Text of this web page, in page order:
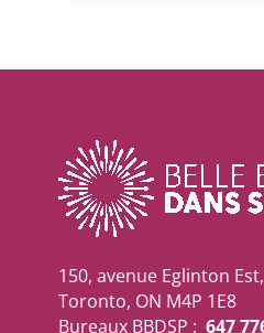
150, avenue Eglinton
Toronto, ON M4P 1E8
Bureaux BBDSP : 647